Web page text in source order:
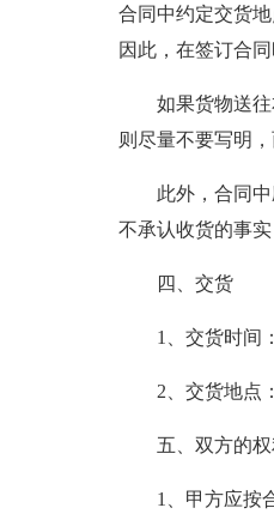
合同中约定交货
因此，在签订合
如果货物送
则尽量不要写明
此外，合同
不承认收货的事
四、交货
1、交货时间
2、交货地点：
五、双方的
1、甲方应按